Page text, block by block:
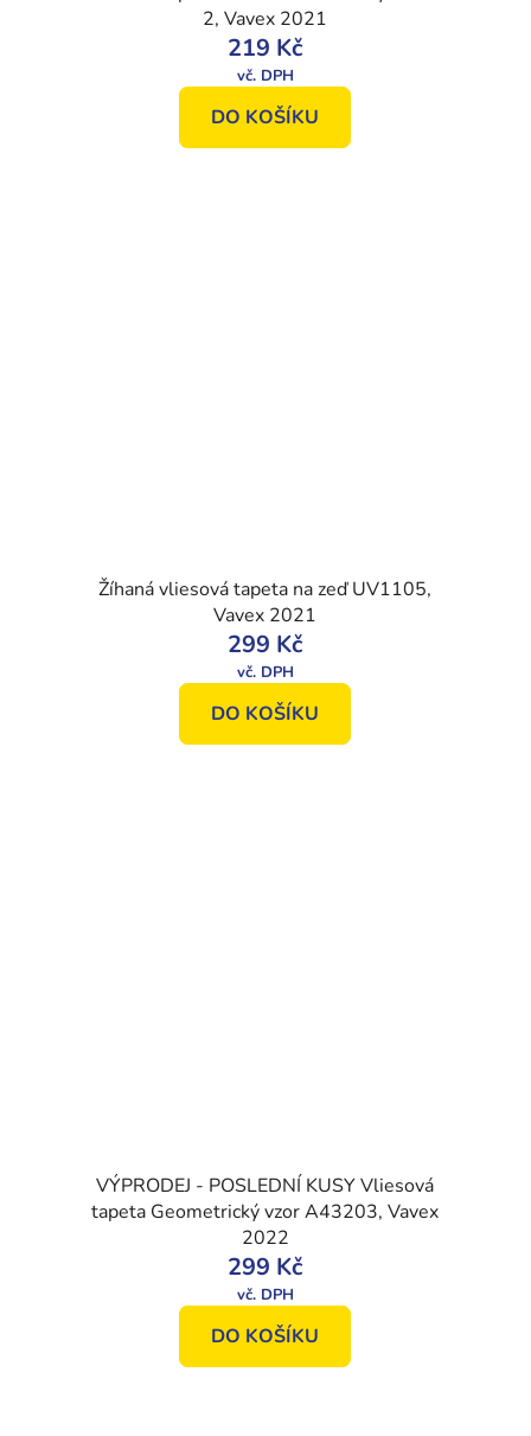
2, Vavex 2021
219 Kč
DO KOŠÍKU
Žíhaná vliesová tapeta na zeď UV1105,
Vavex 2021
299 Kč
DO KOŠÍKU
VÝPRODEJ - POSLEDNÍ KUSY Vliesová
tapeta Geometrický vzor A43203, Vavex
2022
299 Kč
DO KOŠÍKU